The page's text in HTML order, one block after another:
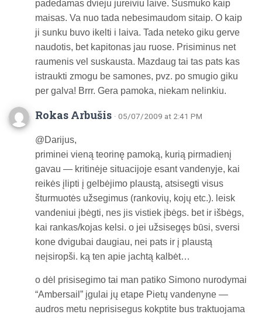
padedamas dvieju jureiviu laive. Susmuko kaip
maisas. Va nuo tada nebesimaudom sitaip. O kaip
ji sunku buvo ikelti i laiva. Tada neteko giku gerve
naudotis, bet kapitonas jau ruose. Prisiminus net
raumenis vel suskausta. Mazdaug tai tas pats kas
istraukti zmogu be samones, pvz. po smugio giku
per galva! Brrr. Gera pamoka, niekam nelinkiu.
Rokas Arbušis · 05/07/2009 at 2:41 PM
@Darijus,
priminei vieną teorinę pamoką, kurią pirmadienį
gavau — kritinėje situacijoje esant vandenyje, kai
reikės įlipti į gelbėjimo plaustą, atsisegti visus
šturmuotės užsegimus (rankovių, kojų etc.). leisk
vandeniui įbėgti, nes jis vistiek įbėgs. bet ir išbėgs,
kai rankas/kojas kelsi. o jei užsisegęs būsi, sversi
kone dvigubai daugiau, nei pats ir į plaustą
neįsiropši. ką ten apie jachtą kalbėt…
o dėl prisisegimo tai man patiko Simono nurodymai
“Ambersail” įgulai jų etape Pietų vandenyne —
audros metu neprisisegus kokptite bus traktuojama